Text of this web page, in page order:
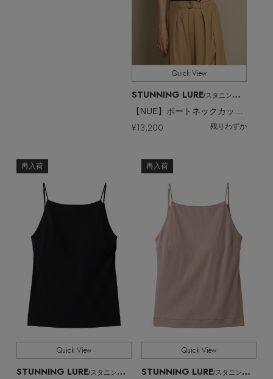
Quick View
STUNNING LURE/スタニングルアー
¥13,200 残りわずか
再入荷
Quick View
STUNNING LURE/スタニングルアー
再入荷
Quick View
STUNNING LURE/スタニングルアー